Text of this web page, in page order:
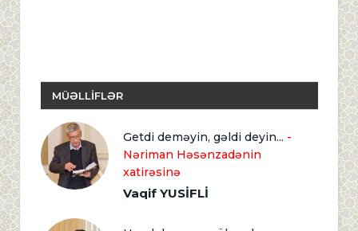
MÜƏLLİFLƏR
Getdi deməyin, gəldi deyin... -
Nəriman Həsənzadənin
xatirəsinə
Vaqif YUSİFLİ